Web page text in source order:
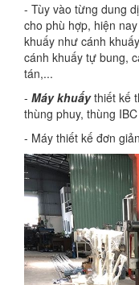
- Tùy vào từng dung
cho phù hợp, hiện
khuấy như cánh
cánh khuấy tự bung,
tán,...
- Máy khuấy thiết kế
thùng phuy, thùng IBC
- Máy thiết kế đơn